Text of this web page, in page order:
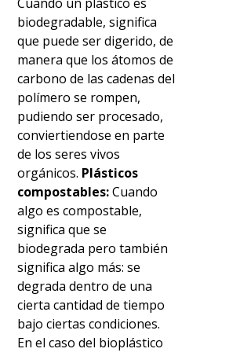
biodegradable, significa
que puede ser digerido, de
manera que los átomos de
carbono de las cadenas del
polímero se rompen,
pudiendo ser procesado,
conviertiendose en parte
de los seres vivos
orgánicos. Plásticos
compostables:Cuando
algo es compostable,
significa que se
biodegrada pero también
significa algo más: se
degrada dentro de una
cierta cantidad de tiempo
bajo ciertas condiciones.
En el caso del bioplástico